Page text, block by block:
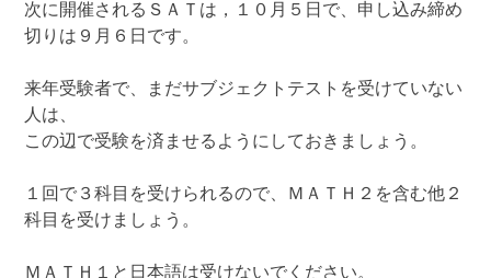
次に開催されるＳＡＴは，１０月５日で、申し込み締め
切りは９月６日です。
来年受験者で、まだサブジェクトテストを受けていない
人は、
この辺で受験を済ませるようにしておきましょう。
１回で３科目を受けられるので、ＭＡＴＨ２を含む他２
科目を受けましょう。
ＭＡＴＨ１と日本語は受けないでください。